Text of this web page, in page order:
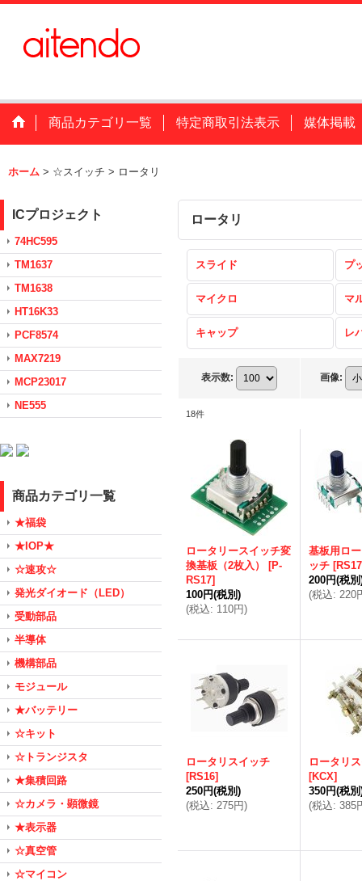
商品カテゴリ一覧 特定商取引法表示 媒体掲載
ホーム > ☆スイッチ > ロータリ
ICプロジェクト
74HC595
TM1637
TM1638
HT16K33
PCF8574
MAX7219
MCP23017
NE555
商品カテゴリ一覧
★福袋
★IOP★
☆速攻☆
発光ダイオード（LED）
受動部品
半導体
機構部品
モジュール
★バッテリー
☆キット
☆トランジスタ
★集積回路
☆カメラ・顕微鏡
★表示器
☆真空管
☆マイコン
ロータリ
スライド プ
マイクロ マ
キャップ レ
表示数: 画像:
18件
ロータリースイッチ変
換基板（2枚入）
[P-
RS17]
100円(税別)
(税込: 110円)
基板用ロ
ッチ [RS17
200円(税別
(税込: 220
ロータリスイッチ
[RS16]
250円(税別)
(税込: 275円)
ロータリ
[KCX]
350円(税別
(税込: 385